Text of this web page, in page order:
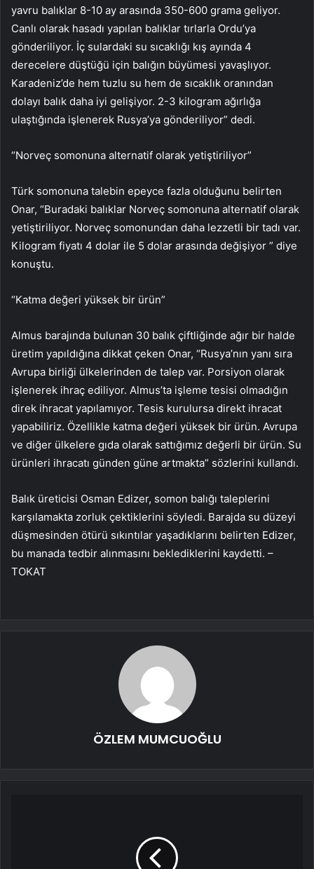
yavru balıklar 8-10 ay arasında 350-600 grama geliyor.
Canlı olarak hasadı yapılan balıklar tırlarla Ordu’ya
gönderiliyor. İç sulardaki su sıcaklığı kış ayında 4
derecelere düştüğü için balığın büyümesi yavaşlıyor.
Karadeniz’de hem tuzlu su hem de sıcaklık oranından
dolayı balık daha iyi gelişiyor. 2-3 kilogram ağırlığa
ulaştığında işlenerek Rusya’ya gönderiliyor” dedi.
“Norveç somonuna alternatif olarak yetiştiriliyor”
Türk somonuna talebin epeyce fazla olduğunu belirten
Onar, “Buradaki balıklar Norveç somonuna alternatif olarak
yetiştiriliyor. Norveç somonundan daha lezzetli bir tadı var.
Kilogram fiyatı 4 dolar ile 5 dolar arasında değişiyor ” diye
konuştu.
“Katma değeri yüksek bir ürün”
Almus barajında bulunan 30 balık çiftliğinde ağır bir halde
üretim yapıldığına dikkat çeken Onar, “Rusya’nın yanı sıra
Avrupa birliği ülkelerinden de talep var. Porsiyon olarak
işlenerek ihraç ediliyor. Almus’ta işleme tesisi olmadığın
direk ihracat yapılamıyor. Tesis kurulursa direkt ihracat
yapabiliriz. Özellikle katma değeri yüksek bir ürün. Avrupa
ve diğer ülkelere gıda olarak sattığımız değerli bir ürün. Su
ürünleri ihracatı günden güne artmakta” sözlerini kullandı.
Balık üreticisi Osman Edizer, somon balığı taleplerini
karşılamakta zorluk çektiklerini söyledi. Barajda su düzeyi
düşmesinden ötürü sıkıntılar yaşadıklarını belirten Edizer,
bu manada tedbir alınmasını beklediklerini kaydetti. –
TOKAT
ÖZLEM MUMCUOĞLU